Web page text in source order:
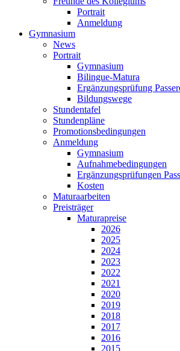
Portrait
Anmeldung
Gymnasium
News
Portrait
Gymnasium
Bilingue-Matura
Ergänzungsprüfung
Bildungswege
Stundentafel
Stundenpläne
Promotionsbedingungen
Anmeldung
Gymnasium
Aufnahmebedingungen
Ergänzungsprüfungen
Kosten
Maturaarbeiten
Preisträger
Maturapreise
2026
2025
2024
2023
2022
2021
2020
2019
2018
2017
2016
2015